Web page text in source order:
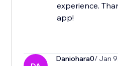
experience.
app!
Daniohara0/ Jan